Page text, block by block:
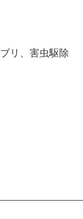
リ、害虫駆除